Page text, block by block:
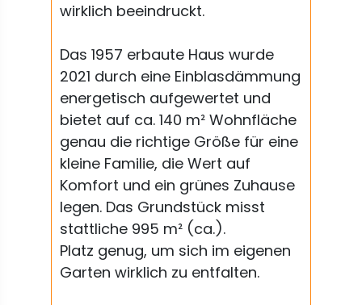
wirklich beeindruckt.
Das 1957 erbaute Haus wurde
2021 durch eine Einblasdämmung
energetisch aufgewertet und
bietet auf ca. 140 m² Wohnfläche
genau die richtige Größe für eine
kleine Familie, die Wert auf
Komfort und ein grünes Zuhause
legen. Das Grundstück misst
stattliche 995 m² (ca.).
Platz genug, um sich im eigenen
Garten wirklich zu entfalten.